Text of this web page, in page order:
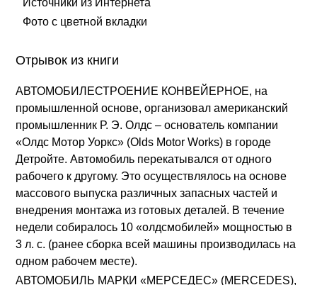
Источники из Интернета
Фото с цветной вкладки
Отрывок из книги
АВТОМОБИЛЕСТРОЕНИЕ КОНВЕЙЕРНОЕ, на
промышленной основе, организовал американский
промышленник Р. Э. Олдс – основатель компании
«Олдс Мотор Уоркс» (Olds Motor Works) в городе
Детройте. Автомобиль перекатывался от одного
рабочего к другому. Это осуществлялось на основе
массового выпуска различных запасных частей и
внедрения монтажа из готовых деталей. В течение
недели собиралось 10 «олдсмобилей» мощностью в
3 л. с. (ранее сборка всей машины производилась на
одном рабочем месте).
АВТОМОБИЛЬ МАРКИ «МЕРСЕДЕС» (MERCEDES),